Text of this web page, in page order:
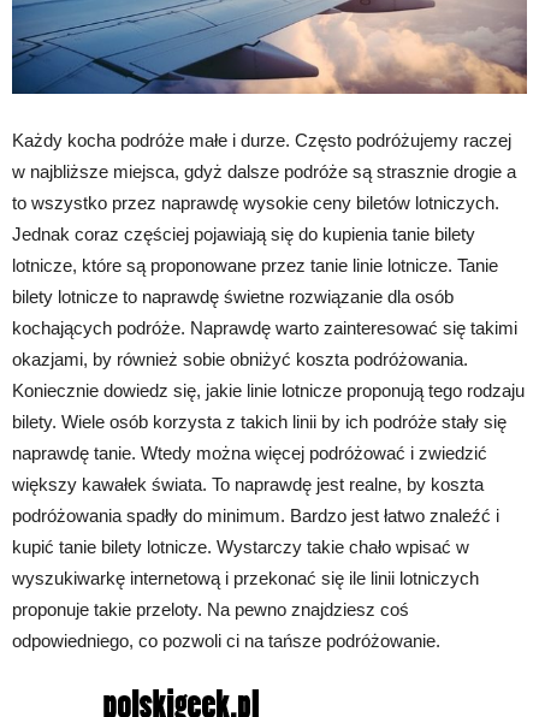
Każdy kocha podróże małe i durze. Często podróżujemy raczej
w najbliższe miejsca, gdyż dalsze podróże są strasznie drogie a
to wszystko przez naprawdę wysokie ceny biletów lotniczych.
Jednak coraz częściej pojawiają się do kupienia tanie bilety
lotnicze, które są proponowane przez tanie linie lotnicze. Tanie
bilety lotnicze to naprawdę świetne rozwiązanie dla osób
kochających podróże. Naprawdę warto zainteresować się takimi
okazjami, by również sobie obniżyć koszta podróżowania.
Koniecznie dowiedz się, jakie linie lotnicze proponują tego rodzaju
bilety. Wiele osób korzysta z takich linii by ich podróże stały się
naprawdę tanie. Wtedy można więcej podróżować i zwiedzić
większy kawałek świata. To naprawdę jest realne, by koszta
podróżowania spadły do minimum. Bardzo jest łatwo znaleźć i
kupić tanie bilety lotnicze. Wystarczy takie chało wpisać w
wyszukiwarkę internetową i przekonać się ile linii lotniczych
proponuje takie przeloty. Na pewno znajdziesz coś
odpowiedniego, co pozwoli ci na tańsze podróżowanie.